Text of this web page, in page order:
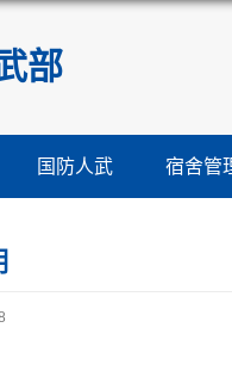
部
国防人武 宿舍管